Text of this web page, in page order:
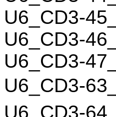
U6_CD3-
U6_CD3-
U6_CD3-
U6_CD3-
U6_CD3-